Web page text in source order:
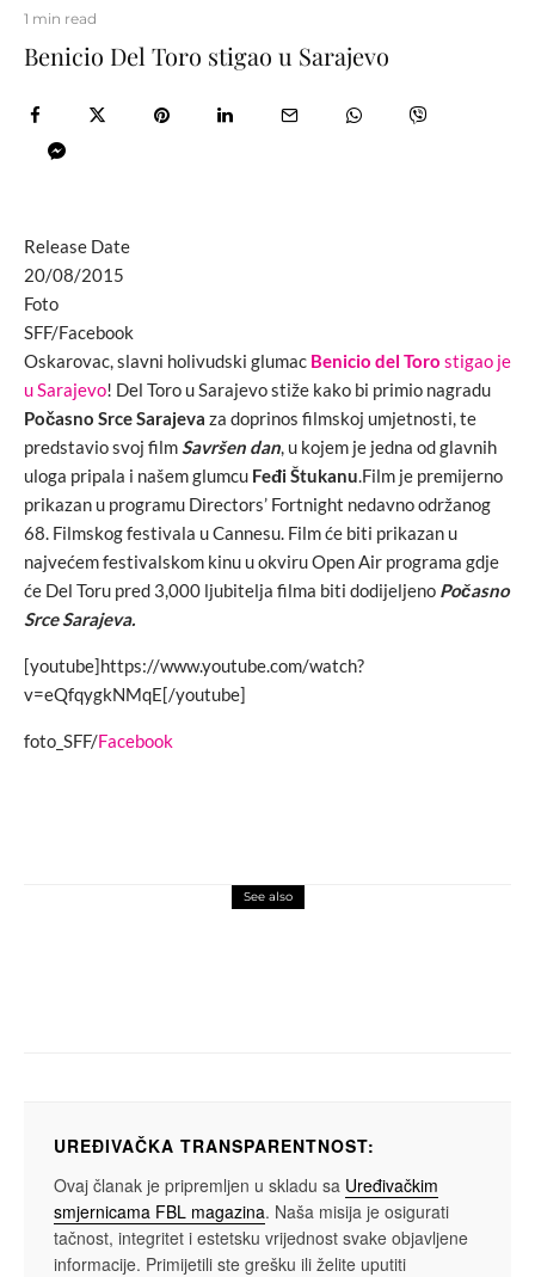
1 min read
Benicio Del Toro stigao u Sarajevo
Release Date
20/08/2015
Foto
SFF/Facebook
Oskarovac, slavni holivudski glumac Benicio del Toro stigao je
u Sarajevo! Del Toro u Sarajevo stiže kako bi primio nagradu
Počasno Srce Sarajeva za doprinos filmskoj umjetnosti, te
predstavio svoj film Savršen dan , u kojem je jedna od glavnih
uloga pripala i našem glumcu Feđi Štukanu .Film je premijerno
prikazan u programu Directors’ Fortnight nedavno održanog
68. Filmskog festivala u Cannesu. Film će biti prikazan u
najvećem festivalskom kinu u okviru Open Air programa gdje
će Del Toru pred 3,000 ljubitelja filma biti dodijeljeno Počasno
Srce Sarajeva.
[youtube]https://www.youtube.com/watch?
v=eQfqygkNMqE[/youtube]
foto_SFF/Facebook
See also
UREĐIVAČKA TRANSPARENTNOST:
Ovaj članak je pripremljen u skladu sa Uređivačkim
smjernicama FBL magazina. Naša misija je osigurati
tačnost, integritet i estetsku vrijednost svake objavljene
informacije. Primijetili ste grešku ili želite uputiti